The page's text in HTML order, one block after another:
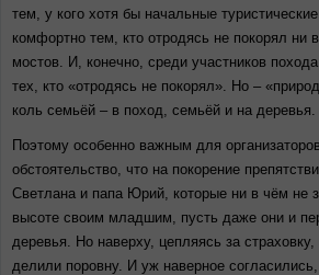
тем, у кого хотя бы начальные
комфортно тем, кто отродясь не покорял ни
мостов. И, конечно, среди участников
тех, кто «отродясь не покорял». Но –
коль семьёй – в поход, семьёй и на деревья.
Поэтому особенно важным для
обстоятельство, что на покорение
Светлана и папа Юрий, которые ни в чём не
высоте своим младшим, пусть даже они и
деревья. Но наверху, цепляясь за
делили поровну. И уж наверное